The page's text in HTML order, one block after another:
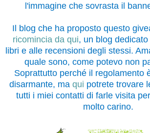
l'immagine che sovrasta il
Il blog che ha proposto questo
ricomincia da qui, un blog
libri e alle recensioni degli stessi.
quale sono, come potevo non
Soprattutto perché il regolamento
disarmante, ma qui potrete trovare
tutti i miei contatti di farle visita
molto carino.